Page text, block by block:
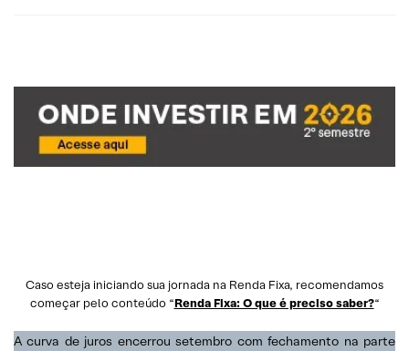
Caso esteja iniciando sua jornada na Renda Fixa, recomendamos
começar pelo conteúdo “Renda Fixa: O que é preciso saber?“
A curva de juros encerrou setembro com fechamento na parte